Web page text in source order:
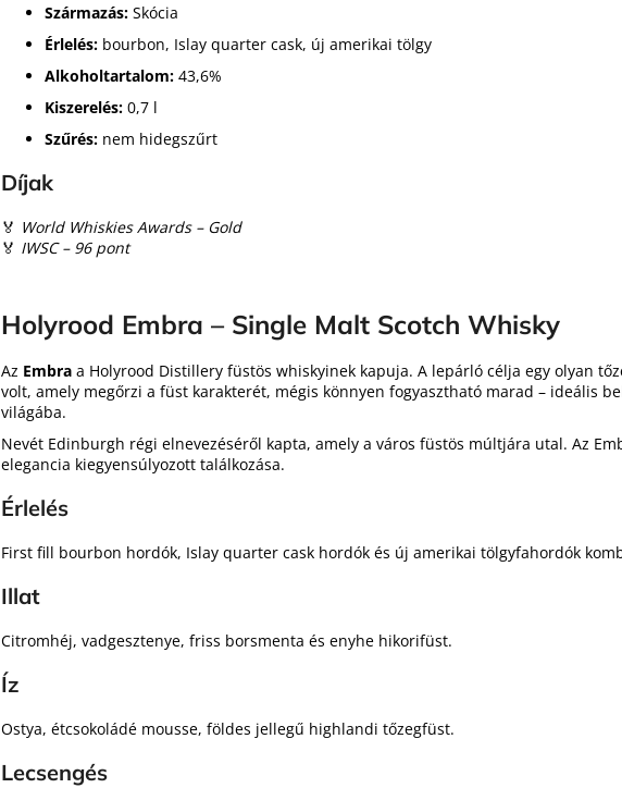
Származás: Skócia
Érlelés: bourbon, Islay quarter cask, új amerikai tölgy
Alkoholtartalom: 43,6%
Kiszerelés: 0,7 l
Szűrés: nem hidegszűrt
Díjak
🏅 World Whiskies Awards – Gold
🏅 IWSC – 96 pont
Holyrood Embra – Single Malt Scotch Whisky
Az Embra a Holyrood Distillery füstös whiskyinek kapuja. A lepárló célja egy olyan
volt, amely megőrzi a füst karakterét, mégis könnyen fogyasztható marad – ideális
világába.
Nevét Edinburgh régi elnevezéséről kapta, amely a város füstös múltjára utal. Az
elegancia kiegyensúlyozott találkozása.
Érlelés
First fill bourbon hordók, Islay quarter cask hordók és új amerikai tölgyfahordók
Illat
Citromhéj, vadgesztenye, friss borsmenta és enyhe hikorifüst.
Íz
Ostya, étcsokoládé mousse, földes jellegű highlandi tőzegfüst.
Lecsengés